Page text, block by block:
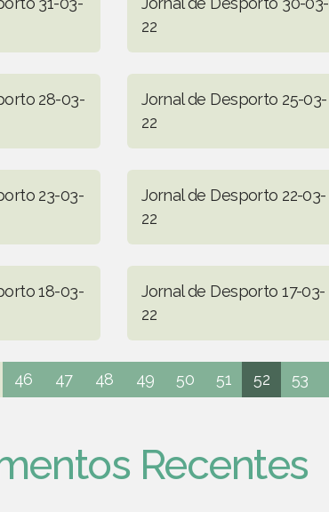
22
28-03-
Jornal de Desporto 25-03-
22
23-03-
Jornal de Desporto 22-03-
22
18-03-
Jornal de Desporto 17-03-
22
46 47 48 49 50 51 52 53
Recentes